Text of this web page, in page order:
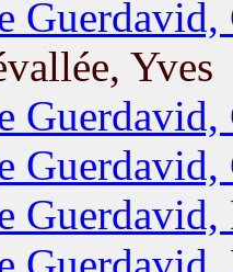
Guerdavid,
Yves